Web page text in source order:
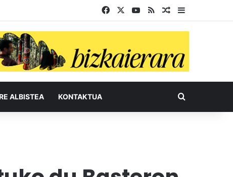
Facebook YouTube
RSS Ausazko
ALBISTEA KONTAKTUA Bilatu